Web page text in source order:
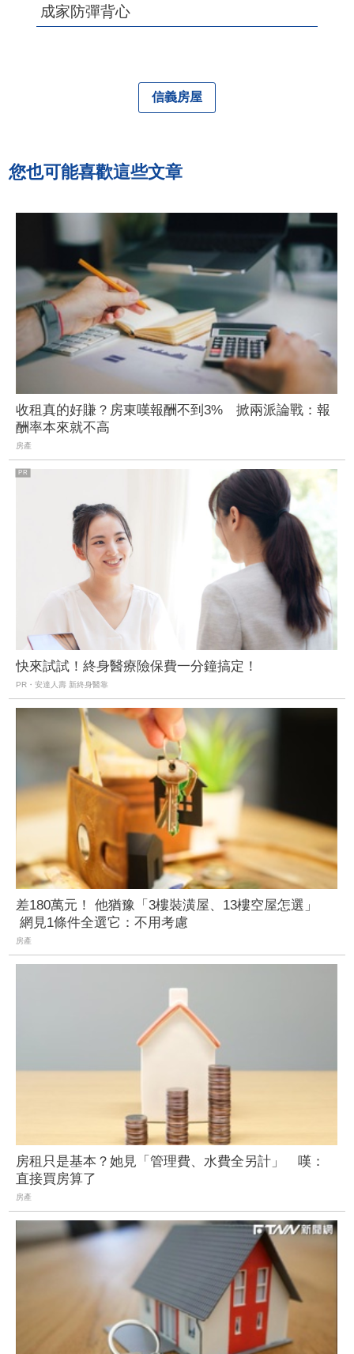
成家防彈背心
信義房屋
您也可能喜歡這些文章
收租真的好賺？房東嘆報酬不到3% 掀兩派論戰：報
酬率本來就不高
房產
快來試試！終身醫療險保費一分鐘搞定！
PR・安達人壽 新終身醫靠
差180萬元！ 他猶豫「3樓裝潢屋、13樓空屋怎選」
網見1條件全選它：不用考慮
房產
房租只是基本？她見「管理費、水費全另計」 嘆：
直接買房算了
房產